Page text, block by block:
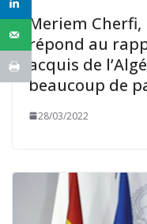
Meriem Cherfi,
répond au
acquis de
beaucoup de
28/03/2022